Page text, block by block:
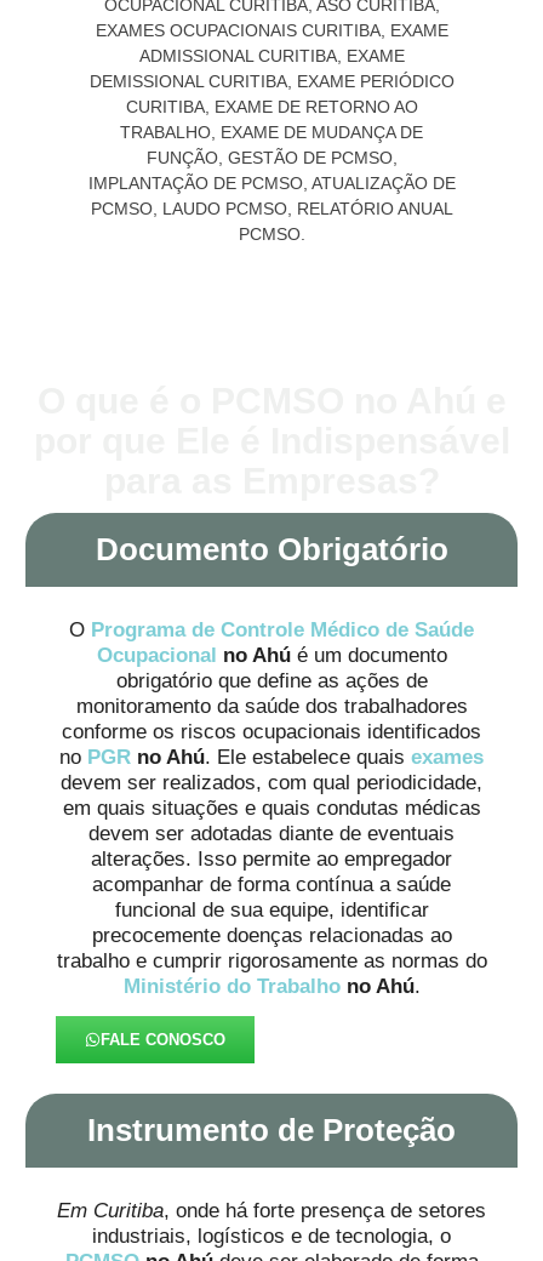
Documento Obrigatório
O Programa de Controle Médico de Saúde
Ocupacional no Ahúé um documento
obrigatório que define as ações de
monitoramento da saúde dos trabalhadores
conforme os riscos ocupacionais identificados
no PGR no Ahú. Ele estabelece quais exames
devem ser realizados, com qual periodicidade,
em quais situações e quais condutas médicas
devem ser adotadas diante de eventuais
alterações. Isso permite ao empregador
acompanhar de forma contínua a saúde
funcional de sua equipe, identificar
precocemente doenças relacionadas ao
trabalho e cumprir rigorosamente as normas do
Ministério do Trabalho no Ahú.
FALE CONOSCO
Instrumento de Proteção
Em Curitiba, onde há forte presença de setores
industriais, logísticos e de tecnologia, o